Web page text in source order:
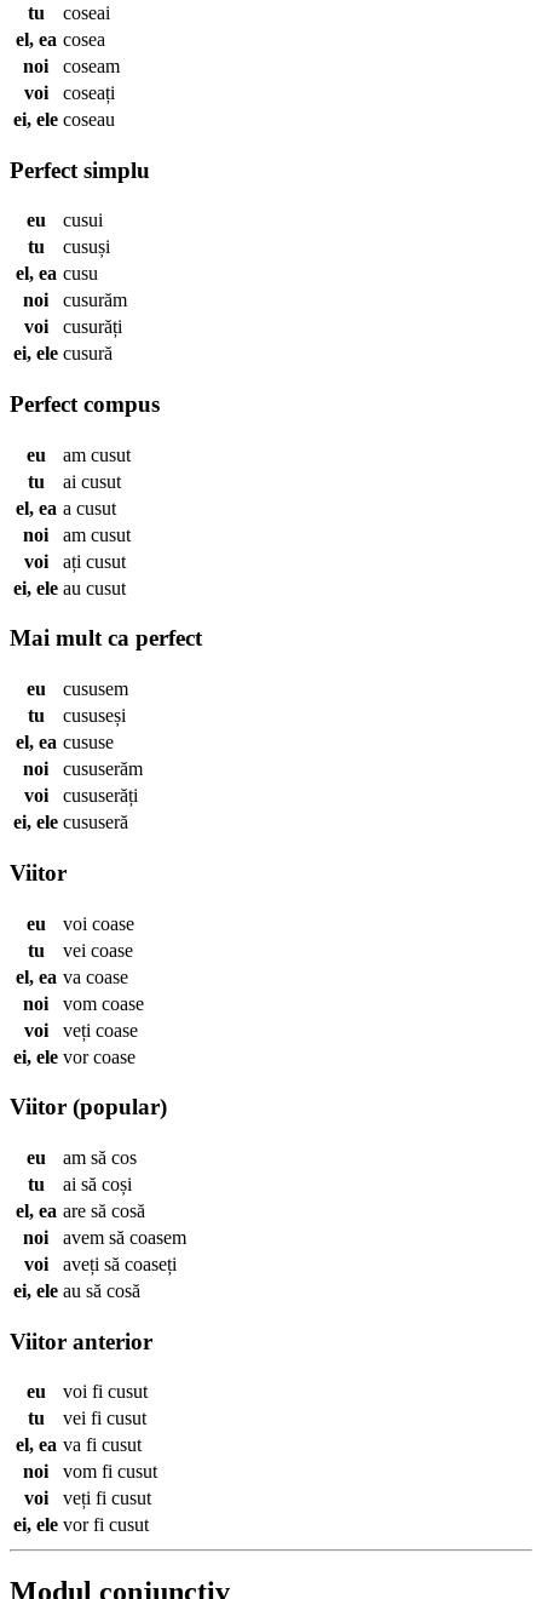
tu
coseai
el, ea cosea
noi
coseam
voi
coseați
ei, ele coseau
Perfect simplu
eu
cusui
tu
cusuși
el, ea cusu
noi
cusurăm
voi
cusurăți
ei, ele cusură
Perfect compus
eu am cusut
tu
ai cusut
el, ea a cusut
noi
am cusut
voi
ați cusut
ei, ele au cusut
Mai mult ca perfect
eu
cususem
tu
cususeși
el, ea cususe
noi
cususerăm
voi
cususerăți
ei, ele cususeră
Viitor
eu voi coase
tu
vei coase
el, ea va coase
noi
vom coase
voi
veți coase
ei, ele vorcoase
Viitor (popular)
eu am să cos
tu
ai să coși
el, ea are să cosă
noi
avem să coasem
voi
aveți să coaseți
ei, ele au să cosă
Viitor anterior
eu voi fi cusut
tu
vei fi cusut
el, ea va fi cusut
noi
vom fi cusut
voi
veți fi cusut
ei, ele vor fi cusut
Modul conjunctiv